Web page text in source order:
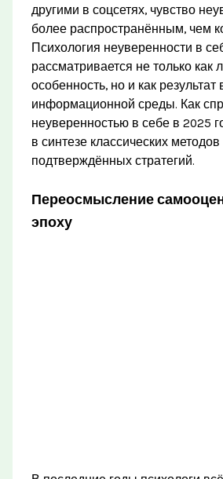
другими в соцсетях, чувство
более распространённым, чем
Психология неуверенности в
рассматривается не только как
особенность, но и как результат
информационной среды. Как
неуверенностью в себе в 2025
в синтезе классических
подтверждённых стратегий.
Переосмысление
эпоху